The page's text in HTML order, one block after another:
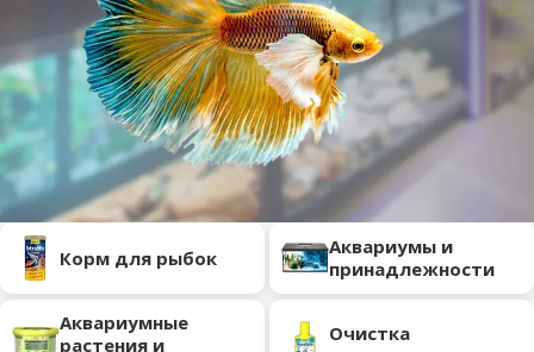
Подкатегория
Корм для рыбок
Аквариумы и
принадлежности
Аквариумные
растения и
Очистка